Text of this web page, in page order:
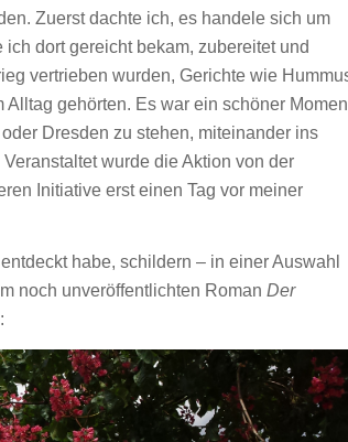
Zuerst dachte ich, es handele sich um
dort gereicht bekam, zubereitet und
vertrieben wurden, Gerichte wie
gehörten. Es war ein schöner
Dresden zu stehen, miteinander ins
wurde die Aktion von der
Initiative erst einen Tag vor meiner
habe, schildern – in einer Auswahl
noch unveröffentlichten Roman Der